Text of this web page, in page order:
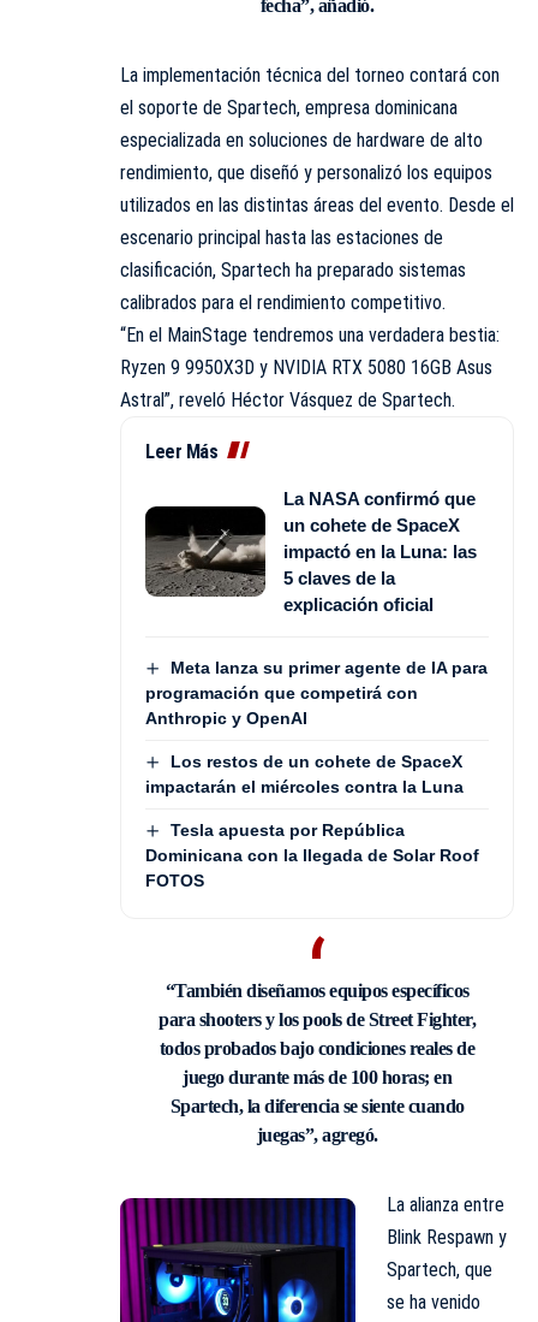
fecha”, añadió.
La implementación técnica del torneo contará con
el soporte de Spartech, empresa dominicana
especializada en soluciones de hardware de alto
rendimiento, que diseñó y personalizó los equipos
utilizados en las distintas áreas del evento. Desde el
escenario principal hasta las estaciones de
clasificación, Spartech ha preparado sistemas
calibrados para el rendimiento competitivo.
“En el MainStage tendremos una verdadera bestia:
Ryzen 9 9950X3D y NVIDIA RTX 5080 16GB Asus
Astral”, reveló Héctor Vásquez de Spartech.
Leer Más
La NASA confirmó que
un cohete de SpaceX
impactó en la Luna: las
5 claves de la
explicación oficial
Meta lanza su primer agente de IA para
programación que competirá con
Anthropic y OpenAI
Los restos de un cohete de SpaceX
impactarán el miércoles contra la Luna
Tesla apuesta por República
Dominicana con la llegada de Solar Roof
FOTOS
“También diseñamos equipos específicos
para shooters y los pools de Street Fighter,
todos probados bajo condiciones reales de
juego durante más de 100 horas; en
Spartech, la diferencia se siente cuando
juegas”, agregó.
La alianza entre
Blink Respawn y
Spartech, que
se ha venido